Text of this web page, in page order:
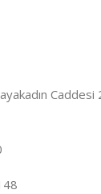
Caddesi